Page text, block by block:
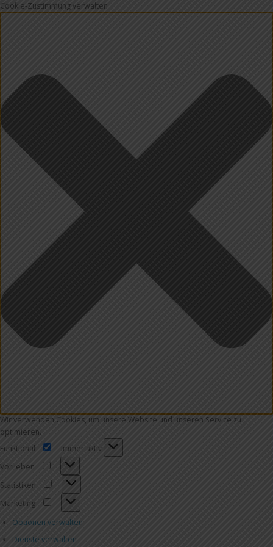
Cookie-Zustimmung verwalten
Wir verwenden Cookies, um unsere Website und unseren Service zu
optimieren.
Funktional
Funktional
Immer aktiv
Vorlieben
Vorlieben
Statistiken
Statistiken
Marketing
Marketing
Optionen verwalten
Dienste verwalten